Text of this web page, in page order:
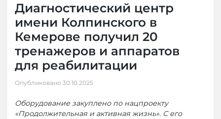
Диагностический центр
имени Колпинского в
Кемерове получил 20
тренажеров и аппаратов
для реабилитации
Опубликовано 30.10.2025
Оборудование закуплено по нацпроекту
«Продолжительная и активная жизнь». С его